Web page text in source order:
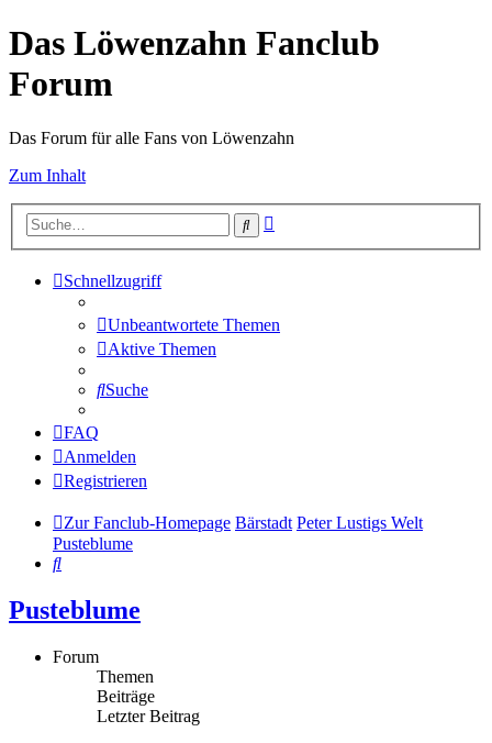
Das Löwenzahn Fanclub
Forum
Das Forum für alle Fans von Löwenzahn
Zum Inhalt
Suche
Schnellzugriff
Unbeantwortete Themen
Aktive Themen
Suche
FAQ
Anmelden
Registrieren
Zur Fanclub-Homepage Bärstadt Peter Lustigs Welt
Pusteblume
Suche
Pusteblume
Forum
Themen
Beiträge
Letzter Beitrag